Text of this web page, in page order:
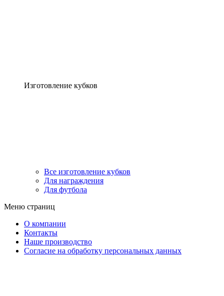
Изготовление кубков
Все изготовление кубков
Для награждения
Для футбола
Меню страниц
О компании
Контакты
Наше производство
Согласие на обработку персональных данных